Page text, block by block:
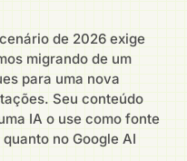
de 2026 exige
migrando de um
para uma nova
Seu conteúdo
IA o use como fonte
no Google AI